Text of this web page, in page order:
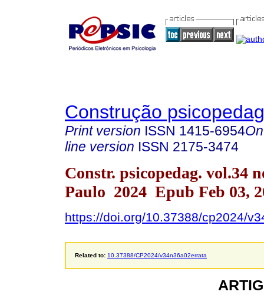
Construção
Print version ISSN 1415-6954
line version ISSN 2175-3474
Constr. psicopedag. vol.34
Paulo 2024 Epub Feb 03,
https://doi.org/10.37388/cp2024/
Related to: 10.37388/CP2024/v34n36a02errata